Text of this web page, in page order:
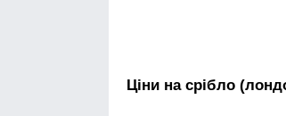
Ціни на срібло